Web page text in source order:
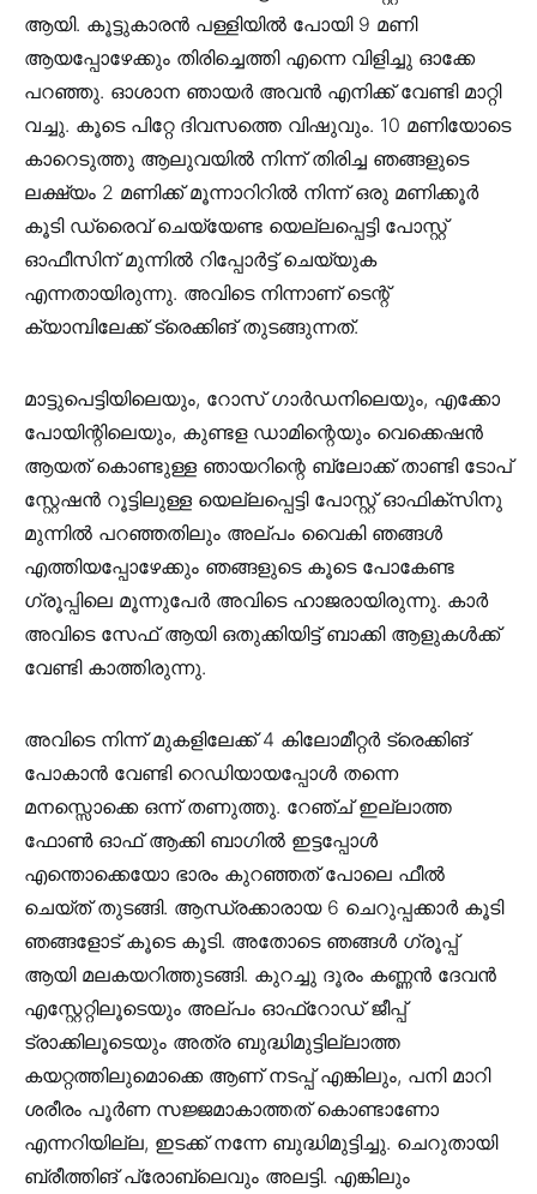
ആയി. കൂട്ടുകാരൻ പള്ളിയിൽ പോയി 9 മണി
ആയപ്പോഴേക്കും തിരിച്ചെത്തി എന്നെ വിളിച്ചു ഓക്കേ
പറഞ്ഞു. ഓശാന ഞായർ അവൻ എനിക്ക് വേണ്ടി മാറ്റി
വച്ചു. കൂടെ പിറ്റേ ദിവസത്തെ വിഷുവും. 10 മണിയോടെ
കാറെടുത്തു ആലുവയിൽ നിന്ന് തിരിച്ച ഞങ്ങളുടെ
ലക്ഷ്യം 2 മണിക്ക് മൂന്നാറിറിൽ നിന്ന് ഒരു മണിക്കൂർ
കൂടി ഡ്രൈവ് ചെയ്യേണ്ട യെല്ലപ്പെട്ടി പോസ്റ്റ്
ഓഫീസിന് മുന്നിൽ റിപ്പോർട്ട് ചെയ്യുക
എന്നതായിരുന്നു. അവിടെ നിന്നാണ് ടെന്റ്
ക്യാമ്പിലേക്ക് ട്രെക്കിങ് തുടങ്ങുന്നത്.
മാട്ടുപെട്ടിയിലെയും, റോസ് ഗാർഡനിലെയും, എക്കോ
പോയിന്റിലെയും, കുണ്ടള ഡാമിന്റെയും വെക്കെഷൻ
ആയത് കൊണ്ടുള്ള ഞായറിന്റെ ബ്ലോക്ക് താണ്ടി ടോപ്
സ്റ്റേഷൻ റൂട്ടിലുള്ള യെല്ലപ്പെട്ടി പോസ്റ്റ് ഓഫിക്സിനു
മുന്നിൽ പറഞ്ഞതിലും അല്പം വൈകി ഞങ്ങൾ
എത്തിയപ്പോഴേക്കും ഞങ്ങളുടെ കൂടെ പോകേണ്ട
ഗ്രൂപ്പിലെ മൂന്നുപേർ അവിടെ ഹാജരായിരുന്നു. കാർ
അവിടെ സേഫ് ആയി ഒതുക്കിയിട്ട് ബാക്കി ആളുകൾക്ക്
വേണ്ടി കാത്തിരുന്നു.
അവിടെ നിന്ന് മുകളിലേക്ക് 4 കിലോമീറ്റർ ട്രെക്കിങ്
പോകാൻ വേണ്ടി റെഡിയായപ്പോൾ തന്നെ
മനസ്സൊക്കെ ഒന്ന് തണുത്തു. റേഞ്ച് ഇല്ലാത്ത
ഫോൺ ഓഫ് ആക്കി ബാഗിൽ ഇട്ടപ്പോൾ
എന്തൊക്കെയോ ഭാരം കുറഞ്ഞത് പോലെ ഫീൽ
ചെയ്ത് തുടങ്ങി. ആന്ധ്രക്കാരായ 6 ചെറുപ്പക്കാർ കൂടി
ഞങ്ങളോട് കൂടെ കൂടി. അതോടെ ഞങ്ങൾ ഗ്രൂപ്പ്
ആയി മലകയറിത്തുടങ്ങി. കുറച്ചു ദൂരം കണ്ണൻ ദേവൻ
എസ്റ്റേറ്റിലൂടെയും അല്പം ഓഫ്‌റോഡ് ജീപ്പ്
ട്രാക്കിലൂടെയും അത്ര ബുദ്ധിമുട്ടില്ലാത്ത
കയറ്റത്തിലുമൊക്കെ ആണ് നടപ്പ് എങ്കിലും, പനി മാറി
ശരീരം പൂർണ സജ്ജമാകാത്തത് കൊണ്ടാണോ
എന്നറിയില്ല, ഇടക്ക് നന്നേ ബുദ്ധിമുട്ടിച്ചു. ചെറുതായി
ബ്രീത്തിങ് പ്രോബ്ലെവും അലട്ടി. എങ്കിലും